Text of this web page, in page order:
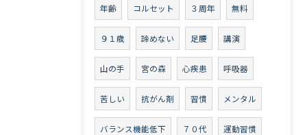
年齢 コルセット ３周年 無料
９１歳 諦めない 足腰 講演
山の手 宮の森 心疾患 呼吸器
苦しい 抗がん剤 習慣 メンタル
バランス機能低下 ７０代 運動習慣